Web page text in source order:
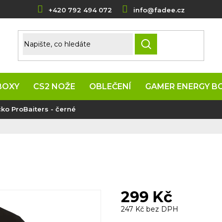
+420 792 494 072 info@fadee.cz
HLEDAT
CS2 NOŽE OBLEČENÍ GAMER ENERGY
ProBaiters - černé
299 Kč
247 Kč bez DPH